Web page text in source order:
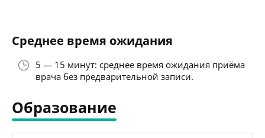
Среднее время ожидания
5 — 15 минут: среднее время ожидания приёма
врача без предварительной записи.
Образование